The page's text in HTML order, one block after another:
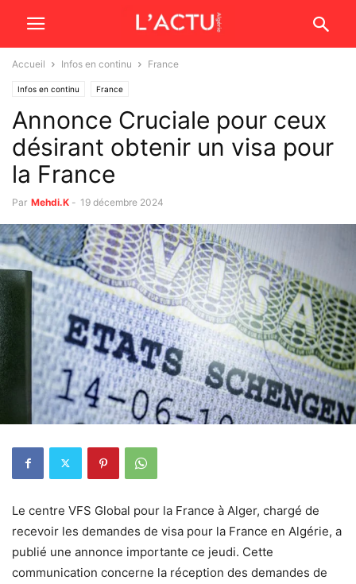
Accueil Infos en continu France
Infos en continu France
Annonce Cruciale pour ceux
désirant obtenir un visa pour
la France
Par Mehdi.K - 19 décembre 2024
Le centre VFS Global pour la France à Alger, chargé de
recevoir les demandes de visa pour la France en Algérie, a
publié une annonce importante ce jeudi. Cette
communication concerne la réception des demandes de